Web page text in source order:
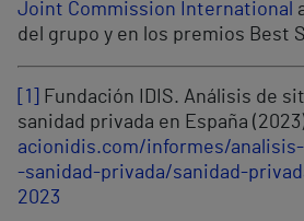
Joint Commission International
del grupo y en los premios Best
[1]
Fundación IDIS. Análisis de
sanidad privada en España
acionidis.com/informes/
-sanidad-privada/sanidad-
2023